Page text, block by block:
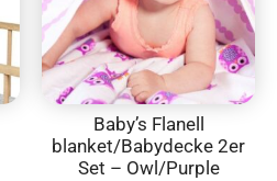
Baby’s Flanell
blanket/Babydecke 2er
Set – Owl/Purple